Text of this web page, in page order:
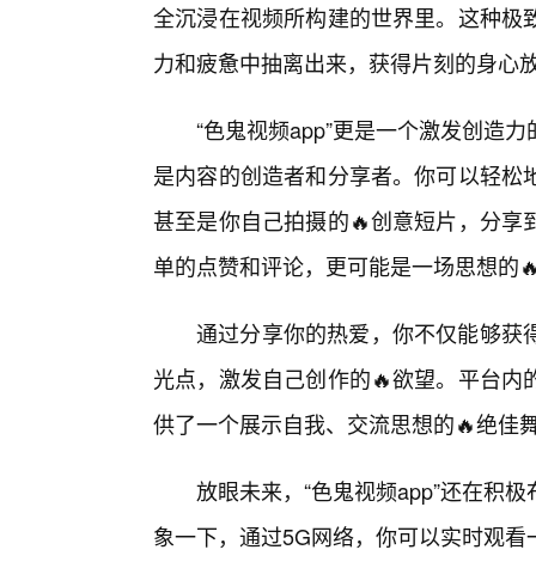
全沉浸在视频所构建的世界里。这种
力和疲惫中抽离出来，获得片刻的身心
“色鬼视频app”更是一个激发创造
是内容的创造者和分享者。你可以轻
甚至是你自己拍摄的🔥创意短片，分
单的点赞和评论，更可能是一场思想的
通过分享你的热爱，你不仅能够获
光点，激发自己创作的🔥欲望。平台
供了一个展示自我、交流思想的🔥绝佳
放眼未来，“色鬼视频app”还在积
象一下，通过5G网络，你可以实时观